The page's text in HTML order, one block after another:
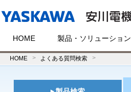
HOME 製品・ソリューション
HOME よくある質問検索